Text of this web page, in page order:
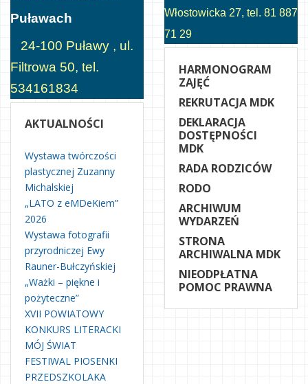
Puławach
24-100 Puławy , ul.
Filtrowa 50, tel.
534161834
AKTUALNOŚCI
Wystawa twórczości
plastycznej Zuzanny
Michalskiej
„LATO z eMDeKiem”
2026
Wystawa fotografii
przyrodniczej Ewy
Rauner-Bułczyńskiej
„Ważki – piękne i
pożyteczne”
XVII POWIATOWY
KONKURS LITERACKI
MÓJ ŚWIAT
FESTIWAL PIOSENKI
PRZEDSZKOLAKA
Włostowicka 27, tel. 81 887
71 29
HARMONOGRAM
ZAJĘĆ
REKRUTACJA MDK
DEKLARACJA
DOSTĘPNOŚCI
MDK
RADA RODZICÓW
RODO
ARCHIWUM
WYDARZEŃ
STRONA
ARCHIWALNA MDK
NIEODPŁATNA
POMOC PRAWNA